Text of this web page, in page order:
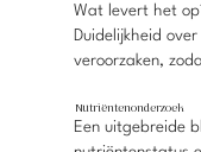
Wat levert het
Duidelijkheid
veroorzaken,
Nutriëntenonderzoek
Een uitgebreide